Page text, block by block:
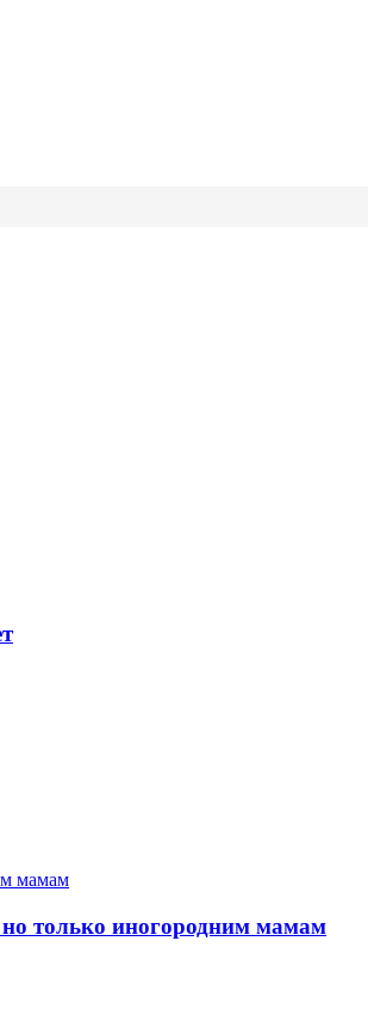
но только иногородним мамам